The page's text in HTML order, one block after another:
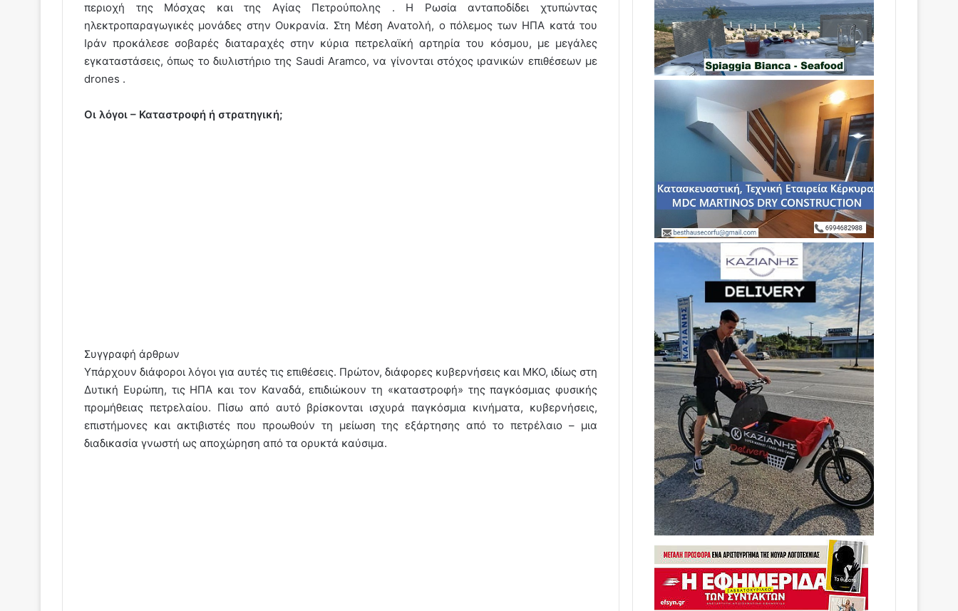
περιοχή της Μόσχας και της Αγίας Πετρούπολης . Η Ρωσία ανταποδίδει χτυπώντας
ηλεκτροπαραγωγικές μονάδες στην Ουκρανία. Στη Μέση Ανατολή, ο πόλεμος των ΗΠΑ κατά του
Ιράν προκάλεσε σοβαρές διαταραχές στην κύρια πετρελαϊκή αρτηρία του κόσμου, με μεγάλες
εγκαταστάσεις, όπως το διυλιστήριο της Saudi Aramco, να γίνονται στόχος ιρανικών επιθέσεων με
drones .
Οι λόγοι – Καταστροφή ή στρατηγική;
Συγγραφή άρθρων
Υπάρχουν διάφοροι λόγοι για αυτές τις επιθέσεις. Πρώτον, διάφορες κυβερνήσεις και ΜΚΟ, ιδίως στη
Δυτική Ευρώπη, τις ΗΠΑ και τον Καναδά, επιδιώκουν τη «καταστροφή» της παγκόσμιας φυσικής
προμήθειας πετρελαίου. Πίσω από αυτό βρίσκονται ισχυρά παγκόσμια κινήματα, κυβερνήσεις,
επιστήμονες και ακτιβιστές που προωθούν τη μείωση της εξάρτησης από το πετρέλαιο – μια
διαδικασία γνωστή ως αποχώρηση από τα ορυκτά καύσιμα.